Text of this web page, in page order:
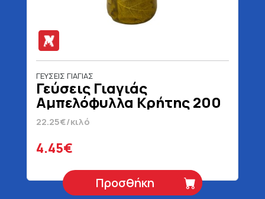
ΓΕΥΣΕΙΣ ΓΙΑΓΙΑΣ
Γεύσεις Γιαγιάς
Αμπελόφυλλα Κρήτης 200
gr
22.25€/κιλό
4.45€
Προσθήκη